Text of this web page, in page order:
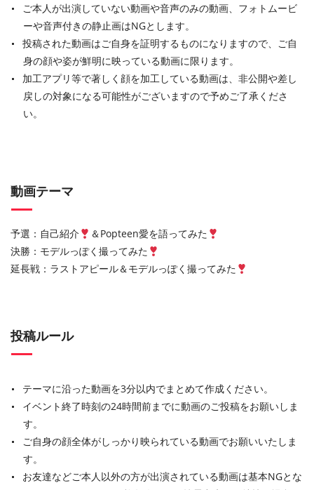
ご本人が出演していない動画や音声のみの動画、フォトムービ
ーや音声付きの静止画はNGとします。
投稿された動画はご自身を証明するものになりますので、ご自
身の顔や姿が鮮明に映っている動画に限ります。
加工アプリ等で著しく顔を加工している動画は、非公開や差し
戻しの対象になる可能性がございますので予めご了承くださ
い。
動画テーマ
予選：自己紹介
＆Popteen愛を語ってみた
決勝：モデルっぽく撮ってみた
延長戦：ラストアピール＆モデルっぽく撮ってみた
投稿ルール
テーマに沿った動画を3分以内でまとめて作成ください。
イベント終了時刻の24時間前までに動画のご投稿をお願いしま
す。
ご自身の顔全体がしっかり映られている動画でお願いいたしま
す。
お友達などご本人以外の方が出演されている動画は基本NGとな